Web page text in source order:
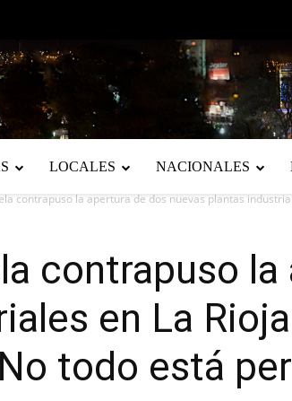
LOCALES NACIONALES
contrapuso la apertura de dos nuevas plantas
contrapuso
en La
todo está